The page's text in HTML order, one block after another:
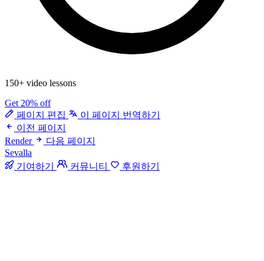
150+ video lessons
Get 20% off
페이지 편집
이 페이지 번역하기
이전 페이지
Render
다음 페이지
Sevalla
기여하기
커뮤니티 후원하기